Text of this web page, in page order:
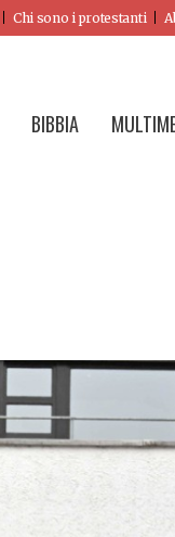
Chi sono i protestanti
BIBBIA